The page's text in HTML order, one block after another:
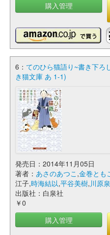
購入管理
6： てのひら猫語り~書き下ろ
き猫文庫 あ 1-1)
発売日：2014年11月05日
著者： あさのあつこ ,金巻とも
江子,時海結以,平谷美樹,川原泉
出版社：白泉社
￥0
購入管理